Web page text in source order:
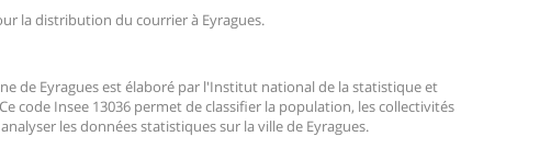
la distribution du courrier à Eyragues.
de Eyragues est élaboré par l'Institut national de la statistique et
code Insee 13036 permet de classifier la population, les collectivités
les données statistiques sur la ville de Eyragues.